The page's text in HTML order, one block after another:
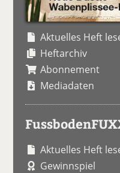
Aktuelles Heft
Heftarchiv
Abonnement
Mediadaten
Aktuelles Heft
Gewinnspiel